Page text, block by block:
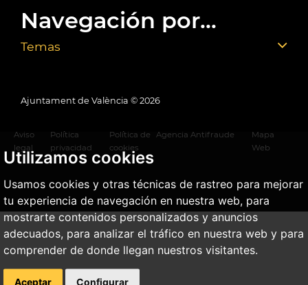
Utilizamos cookies
Usamos cookies y otras técnicas de rastreo para mejorar
tu experiencia de navegación en nuestra web, para
mostrarte contenidos personalizados y anuncios
adecuados, para analizar el tráfico en nuestra web y para
comprender de donde llegan nuestros visitantes.
Aceptar Configurar
Navegación por...
Temas
Ajuntament de València © 2026
Aviso
legal
Política
privacidad
Política de
cookies
Agencia Antifraude
Mapa
Web